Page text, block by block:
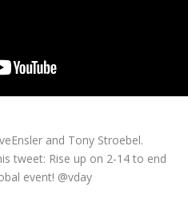
and Tony Stroebel.
tweet: Rise up on 2-14 to end
event! @vday